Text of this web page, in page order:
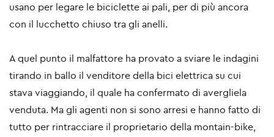
usano per legare le biciclette ai pali, per di più ancora
con il lucchetto chiuso tra gli anelli.
A quel punto il malfattore ha provato a sviare le indagini
tirando in ballo il venditore della bici elettrica su cui
stava viaggiando, il quale ha confermato di avergliela
venduta. Ma gli agenti non si sono arresi e hanno fatto di
tutto per rintracciare il proprietario della montain-bike,